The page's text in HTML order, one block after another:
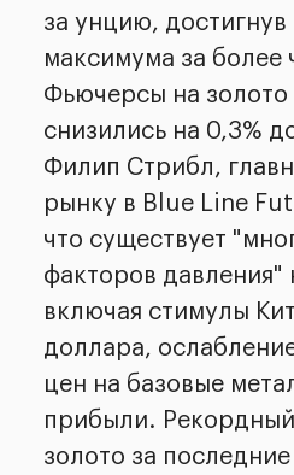
за унцию, достигнув
максимума за более
Фьючерсы на
снизились на 0,3%
Филип Стрибл,
рынку в Blue Line
что существует
факторов давления"
включая стимулы
доллара,
цен на базовые
прибыли.
золото за